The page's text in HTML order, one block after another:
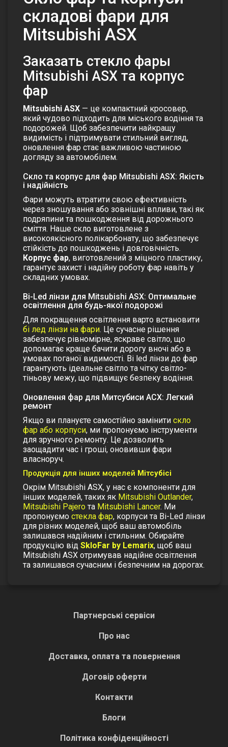
складові фари для
Mitsubishi ASX
Заказать cтекло фары
Mitsubishi ASX та корпус
фар
Mitsubishi ASX — це компактний кросовер,
який чудово підходить для міського водіння та
подорожей. Щоб забезпечити найкращу
видимість і підтримувати стильний вигляд,
оновлення фар стає важливою частиною
догляду за автомобілем.
Скло та корпус для фар Mitsubishi ASX: Якість
і надійність
Фари можуть втратити свою ефективність
через зношування або зовнішні впливи, такі як
подряпини та пошкодження від дорожнього
сміття. Наше скло виготовлене з
високоякісного полікарбонату, що забезпечує
стійкість до пошкоджень і довговічність.
Корпус фар, виготовлений з міцного пластику,
гарантує захист і надійну роботу фар навіть у
складних умовах.
Bi-Led лінзи для Mitsubishi ASX: Оптимальне
освітлення для будь-якої подорожі
Для покращення освітлення варто встановити
бі лед лінзи на фари. Це сучасне рішення
забезпечує рівномірне, яскраве світло, що
допомагає краще бачити дорогу вночі або в
умовах поганої видимості. Bi led лінзи до фар
гарантують ідеальне світло та чітку світло-
тіньову межу, що підвищує безпеку водіння.
Оновлення фар для Митсубиси АСХ: Легкий
ремонт
Якщо ви плануєте самостійно замінити скло
фар або корпуси, ми пропонуємо інструменти
для зручного ремонту. Це дозволить
заощадити час і гроші, оновивши фари
власноруч.
Продукція для інших моделей Мітсубісі
Окрім Mitsubishi ASX, у нас є компоненти для
інших моделей, таких як Mitsubishi Outlander,
Mitsubishi Pajero та Mitsubishi Lancer. Ми
пропонуємо стекла фар, корпуси та Bi-Led лінзи
для різних моделей, щоб ваш автомобіль
залишався надійним і стильним. Обирайте
продукцію від SkloFar by Lemarix, щоб ваш
Mitsubishi ASX отримував надійне освітлення
та залишався сучасним і безпечним на дорогах.
Партнерські сервіси
Про нас
Доставка, оплата та повернення
Договір оферти
Контакти
Блоги
Політика конфіденційності